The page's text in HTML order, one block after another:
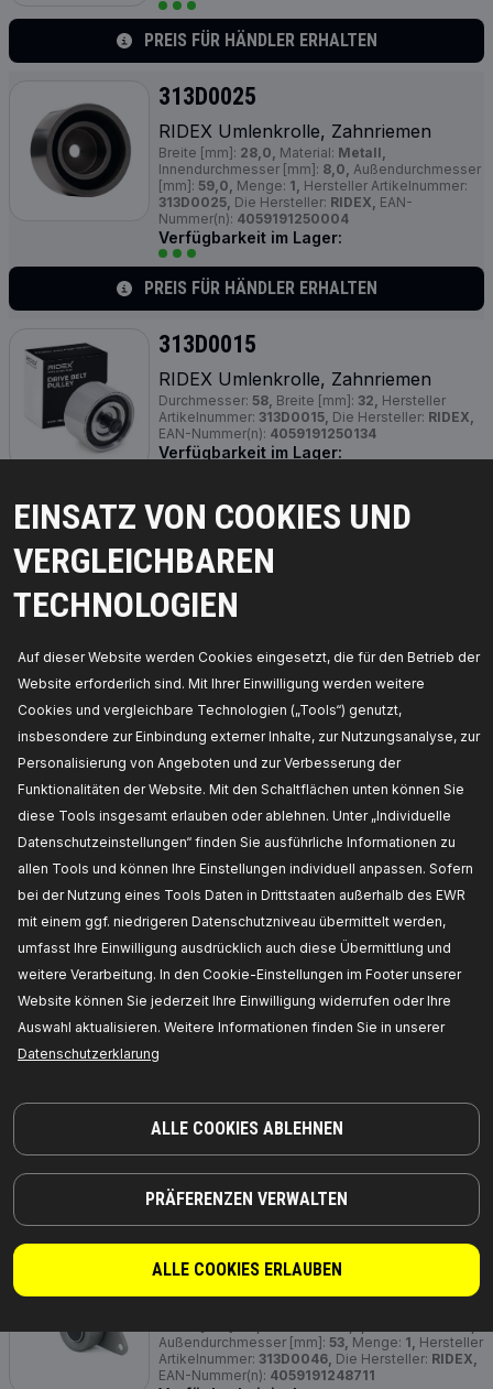
EINSATZ VON COOKIES UND
VERGLEICHBAREN
TECHNOLOGIEN
Auf dieser Website werden Cookies eingesetzt, die für den Betrieb der
Website erforderlich sind. Mit Ihrer Einwilligung werden weitere
Cookies und vergleichbare Technologien („Tools“) genutzt,
insbesondere zur Einbindung externer Inhalte, zur Nutzungsanalyse, zur
Personalisierung von Angeboten und zur Verbesserung der
Funktionalitäten der Website. Mit den Schaltflächen unten können Sie
diese Tools insgesamt erlauben oder ablehnen. Unter „Individuelle
Datenschutzeinstellungen“ finden Sie ausführliche Informationen zu
allen Tools und können Ihre Einstellungen individuell anpassen. Sofern
bei der Nutzung eines Tools Daten in Drittstaaten außerhalb des EWR
mit einem ggf. niedrigeren Datenschutzniveau übermittelt werden,
umfasst Ihre Einwilligung ausdrücklich auch diese Übermittlung und
weitere Verarbeitung. In den Cookie-Einstellungen im Footer unserer
Website können Sie jederzeit Ihre Einwilligung widerrufen oder Ihre
Auswahl aktualisieren. Weitere Informationen finden Sie in unserer
Datenschutzerklarung
ALLE COOKIES ABLEHNEN
PRÄFERENZEN VERWALTEN
ALLE COOKIES ERLAUBEN
PREIS FÜR HÄNDLER ERHALTEN
313D0025
RIDEX Umlenkrolle, Zahnriemen
Breite [mm]: 28,0, Material: Metall,
Innendurchmesser [mm]: 8,0, Außendurchmesser
[mm]: 59,0, Menge: 1, Hersteller Artikelnummer:
313D0025, Die Hersteller: RIDEX, EAN-
Nummer(n): 4059191250004
Verfügbarkeit im Lager:
PREIS FÜR HÄNDLER ERHALTEN
313D0015
RIDEX Umlenkrolle, Zahnriemen
Durchmesser: 58, Breite [mm]: 32, Hersteller
Artikelnummer: 313D0015, Die Hersteller: RIDEX,
EAN-Nummer(n): 4059191250134
Verfügbarkeit im Lager:
PREIS FÜR HÄNDLER ERHALTEN
313D0009
RIDEX Umlenkrolle, Zahnriemen
Breite [mm]:
Außendurchmesser [mm]:
53,0,Menge:
1,
Hersteller Artikelnummer:313D0009,Die
Hersteller:RIDEX,EAN-Nummer(n):
Verfügbarkeit im Lager:
PREIS FÜR HÄNDLER ERHALTEN
313D0033
RIDEX Umlenkrolle, Zahnriemen
58, 33,
Artikelnummer: 313D0033,Die Hersteller:RIDEX,
EAN-Nummer(n):
4059191250301
Verfügbarkeit im Lager:
PREIS FÜR HÄNDLER ERHALTEN
313D0010
Hersteller: RIDEX, EAN-Nummer(n):
313D0046
Außendurchmesser [mm]: 53, Menge: 1, Hersteller
Artikelnummer: 313D0046, Die Hersteller: RIDEX,
EAN-Nummer(n): 4059191248711